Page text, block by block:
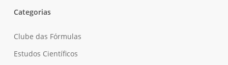
Categorias
Clube das Fórmulas
Estudos Científicos